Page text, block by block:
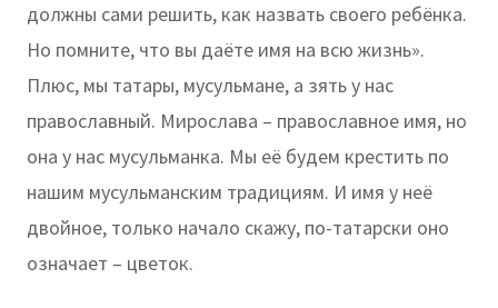
должны сами решить, как назвать своего ребёнка.
Но помните, что вы даёте имя на всю жизнь».
Плюс, мы татары, мусульмане, а зять у нас
православный. Мирослава – православное имя, но
она у нас мусульманка. Мы её будем крестить по
нашим мусульманским традициям. И имя у неё
двойное, только начало скажу, по-татарски оно
означает – цветок.